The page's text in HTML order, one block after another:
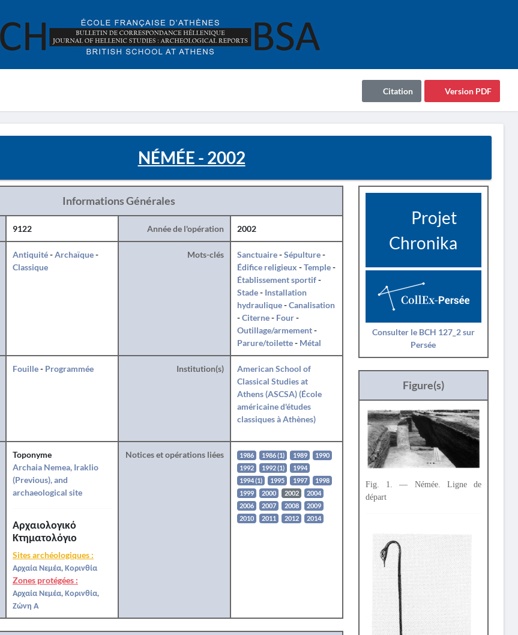
Version PDF
Citation
NÉMÉE - 2002
Informations Générales
9122 Année de l'opération 2002
Antiquité-Archaïque-
Classique
Mots-clés Sanctuaire-Sépulture-
Édifice religieux -Temple-
Établissement sportif-
Stade- Installation
hydraulique-Canalisation
-Citerne- Four-
Outillage/armement-
Parure/toilette- Métal
Fouille- Programmée Institution(s)
American School of
Classical Studies at
Athens (ASCSA) (École
américaine d'études
classiques à Athènes)
Toponyme
Archaia Nemea, Iraklio
(Previous), and
archaeological site
Αρχαιολογικό
Κτηματολόγιο
Sites archéologiques :
Αρχαία Νεμέα, Κορινθία
Zones protégées :
Αρχαία Νεμέα, Κορινθία,
Ζώνη Α
Notices et opérations liées 1986 1986 (1) 1989
1990
1992
1992 (1)
1994
1994 (1)
1995 1997
1998
1999
2000 2002
2004
2006
2007 2008
2009
2010
2011 2012 2014
Projet
Chronika
Consulter le BCH 127_2 sur
Persée
Figure(s)
Fig. 1. — Némée. Ligne de
départ